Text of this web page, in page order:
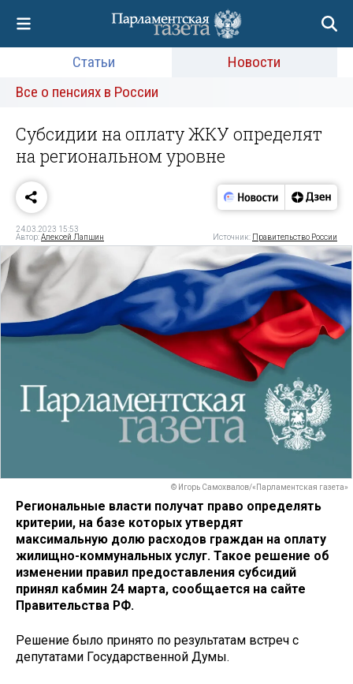
Статьи
Новости
Все о пенсиях в России
Субсидии на оплату ЖКУ определят
на региональном уровне
24.03.2023 15:53
Автор:Алексей Лапшин Источник: Правительство России
© Игорь Самохвалов/«Парламентская газета»
Региональные власти получат право определять
критерии, на базе которых утвердят
максимальную долю расходов граждан на оплату
жилищно-коммунальных услуг. Такое решение об
изменении правил предоставления субсидий
принял кабмин 24 марта, сообщается на сайте
Правительства РФ.
Решение было принято по результатам встреч с
депутатами Государственной Думы.